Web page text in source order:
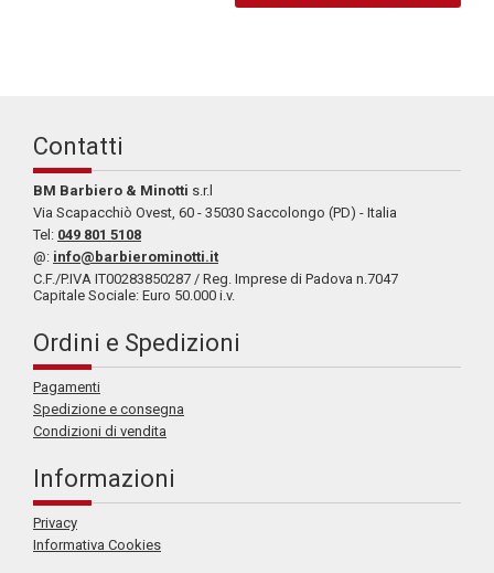
Contatti
BM Barbiero & Minotti s.r.l
Via Scapacchiò Ovest, 60 - 35030 Saccolongo (PD) - Italia
Tel: 049 801 5108
@: info@barbierominotti.it
C.F./P.IVA IT00283850287 / Reg. Imprese di Padova n.7047
Capitale Sociale: Euro 50.000 i.v.
Ordini e Spedizioni
Pagamenti
Spedizione e consegna
Condizioni di vendita
Informazioni
Privacy
Informativa Cookies